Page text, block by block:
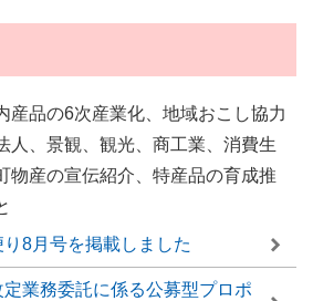
産品の6次産業化、地域おこし協力
人、景観、観光、商工業、消費生
物産の宣伝紹介、特産品の育成推
8月号を掲載しました
業務委託に係る公募型プロポ